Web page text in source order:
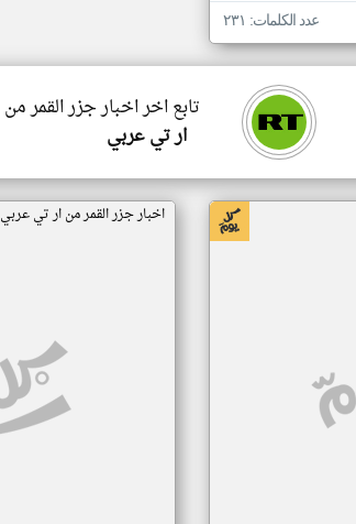
عدد الكلمات: ٢٣١
تابع اخر اخبار جزر القمر من
ار تي عربي
اخبار جزر القمر من ار تي عربي